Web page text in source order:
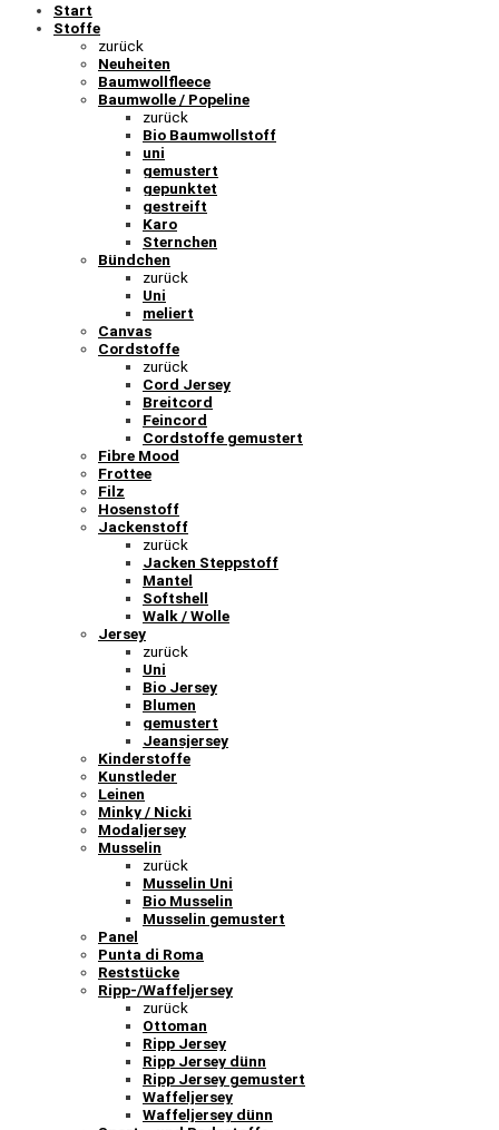
Start
Stoffe
zurück
Neuheiten
Baumwollfleece
Baumwolle / Popeline
zurück
Bio Baumwollstoff
uni
gemustert
gepunktet
gestreift
Karo
Sternchen
Bündchen
zurück
Uni
meliert
Canvas
Cordstoffe
zurück
Cord Jersey
Breitcord
Feincord
Cordstoffe gemustert
Fibre Mood
Frottee
Filz
Hosenstoff
Jackenstoff
zurück
Jacken Steppstoff
Mantel
Softshell
Walk / Wolle
Jersey
zurück
Uni
Bio Jersey
Blumen
gemustert
Jeansjersey
Kinderstoffe
Kunstleder
Leinen
Minky / Nicki
Modaljersey
Musselin
zurück
Musselin Uni
Bio Musselin
Musselin gemustert
Panel
Punta di Roma
Reststücke
Ripp-/Waffeljersey
zurück
Ottoman
Ripp Jersey
Ripp Jersey dünn
Ripp Jersey gemustert
Waffeljersey
Waffeljersey dünn